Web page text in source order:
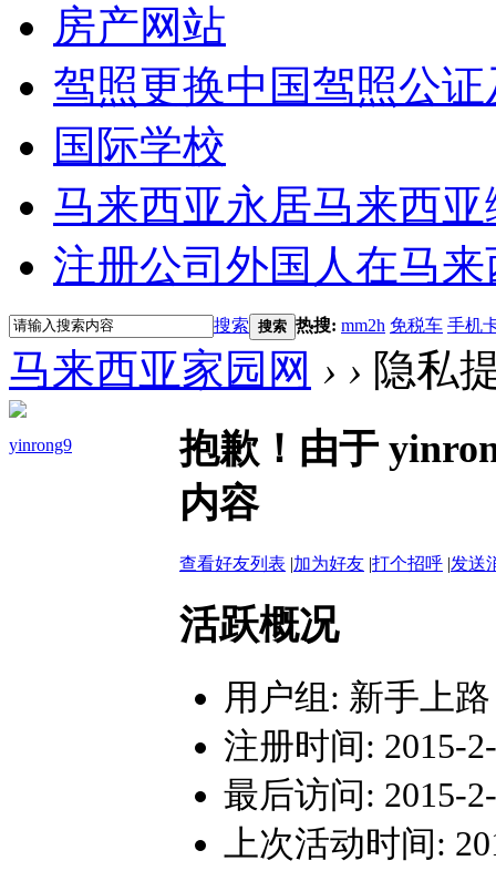
房产网站
驾照更换中国驾照公
国际学校
马来西亚永居马来西
注册公司 外国人在马
搜索 搜索 热搜: mm2h 免税车 手机
马来西亚家园网 › › 隐私
yinrong9
抱歉！由于
内容
查看好友列表 |加为好友 |打个招呼 |发送
活跃概况
用户组: 新手上路
注册时间: 2015-
最后访问: 2015-
上次活动时间: